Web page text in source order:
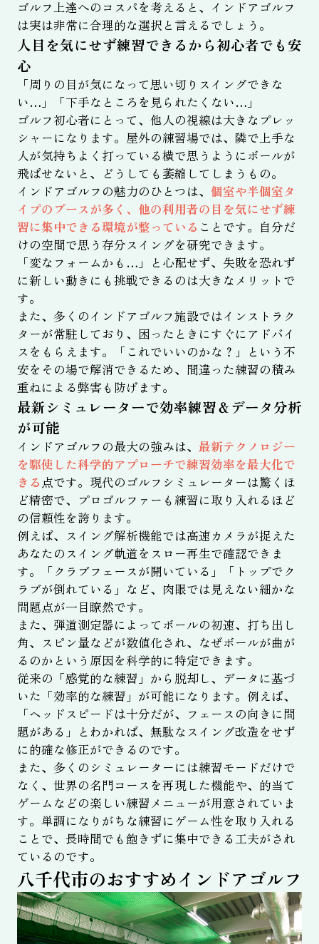
ゴルフ上達へのコスパを考えると、インドアゴルフ
は実は非常に合理的な選択と言えるでしょう。
人目を気にせず練習できるから初心者でも安
心
「周りの目が気になって思い切りスイングできな
い…」「下手なところを見られたくない…」
ゴルフ初心者にとって、他人の視線は大きなプレッ
シャーになります。屋外の練習場では、隣で上手な
人が気持ちよく打っている横で思うようにボールが
飛ばせないと、どうしても萎縮してしまうもの。
インドアゴルフの魅力のひとつは、 個室や半個室タ
イプのブースが多く、他の利用者の目を気にせず練
習に集中できる環境が整っている ことです。自分だ
けの空間で思う存分スイングを研究できます。
「変なフォームかも…」と心配せず、失敗を恐れず
に新しい動きにも挑戦できるのは大きなメリットで
す。
また、多くのインドアゴルフ施設ではインストラク
ターが常駐しており、困ったときにすぐにアドバイ
スをもらえます。「これでいいのかな？」という不
安をその場で解消できるため、間違った練習の積み
重ねによる弊害も防げます。
最新シミュレーターで効率練習＆データ分析
が可能
インドアゴルフの最大の強みは、 最新テクノロジー
を駆使した科学的アプローチで練習効率を最大化で
きる 点です。現代のゴルフシミュレーターは驚くほ
ど精密で、プロゴルファーも練習に取り入れるほど
の信頼性を誇ります。
例えば、スイング解析機能では高速カメラが捉えた
あなたのスイング軌道をスロー再生で確認できま
す。「クラブフェースが開いている」「トップでク
ラブが倒れている」など、肉眼では見えない細かな
問題点が一目瞭然です。
また、弾道測定器によってボールの初速、打ち出し
角、スピン量などが数値化され、なぜボールが曲が
るのかという原因を科学的に特定できます。
従来の「感覚的な練習」から脱却し、データに基づ
いた「効率的な練習」が可能になります。例えば、
「ヘッドスピードは十分だが、フェースの向きに問
題がある」とわかれば、無駄なスイング改造をせず
に的確な修正ができるのです。
また、多くのシミュレーターには練習モードだけで
なく、世界の名門コースを再現した機能や、的当て
ゲームなどの楽しい練習メニューが用意されていま
す。単調になりがちな練習にゲーム性を取り入れる
ことで、長時間でも飽きずに集中できる工夫がされ
ているのです。
八千代市のおすすめインドアゴルフ